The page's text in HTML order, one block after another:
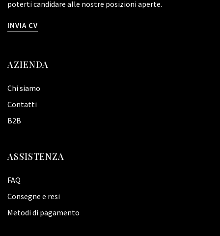
poterti candidare alle nostre posizioni aperte.
INVIA CV
AZIENDA
Chi siamo
Contatti
B2B
ASSISTENZA
FAQ
Consegne e resi
Metodi di pagamento